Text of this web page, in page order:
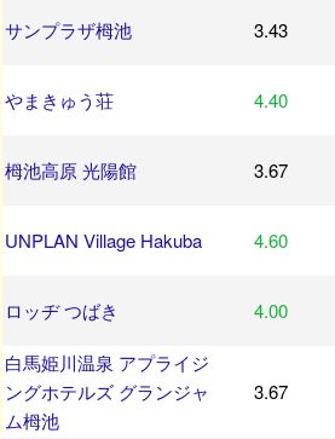
サンプラザ栂池 3.43
やまきゅう荘 4.40
栂池高原 光陽館 3.67
UNPLAN Village Hakuba 4.60
ロッヂ つばき 4.00
白馬姫川温泉 アプライジ
ングホテルズ グランジャ
ム栂池
3.67